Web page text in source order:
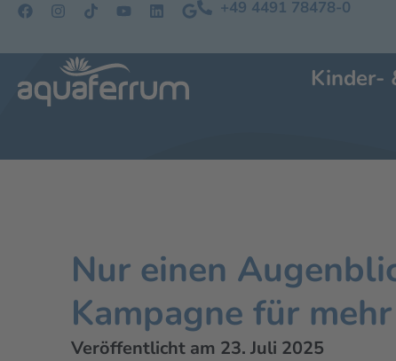
+49 4491 78478-0
Kinder-
Nur einen
Kampagne für
Veröffentlicht am 23. Juli 2025